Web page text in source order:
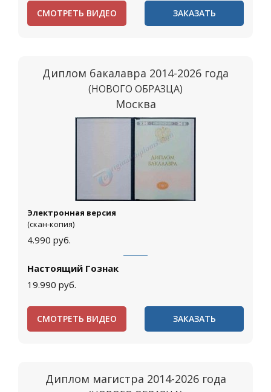
СМОТРЕТЬ ВИДЕО ЗАКАЗАТЬ
Диплом бакалавра 2014-2026 года
(НОВОГО ОБРАЗЦА)
Москва
Электронная версия
(скан-копия)
4.990 руб.
Настоящий Гознак
19.990 руб.
СМОТРЕТЬ ВИДЕО ЗАКАЗАТЬ
Диплом магистра 2014-2026 года